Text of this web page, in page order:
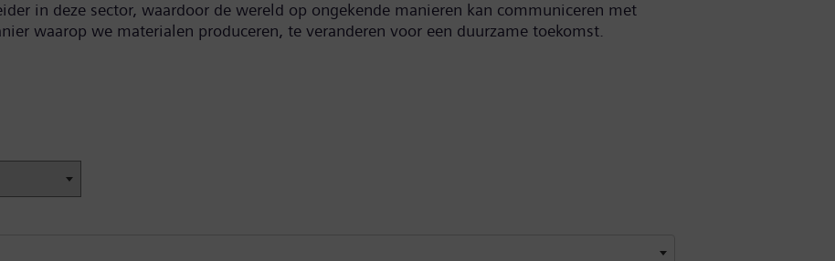
in deze sector, waardoor de wereld op ongekende manieren kan communiceren met
waarop we materialen produceren, te veranderen voor een duurzame toekomst.